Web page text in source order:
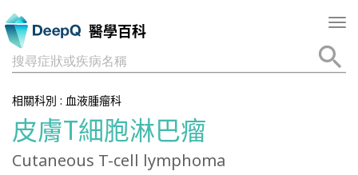
醫學百科
搜尋症狀或疾病名稱
相關科別 : 血液腫瘤科
皮膚T細胞淋巴瘤
Cutaneous T-cell lymphoma